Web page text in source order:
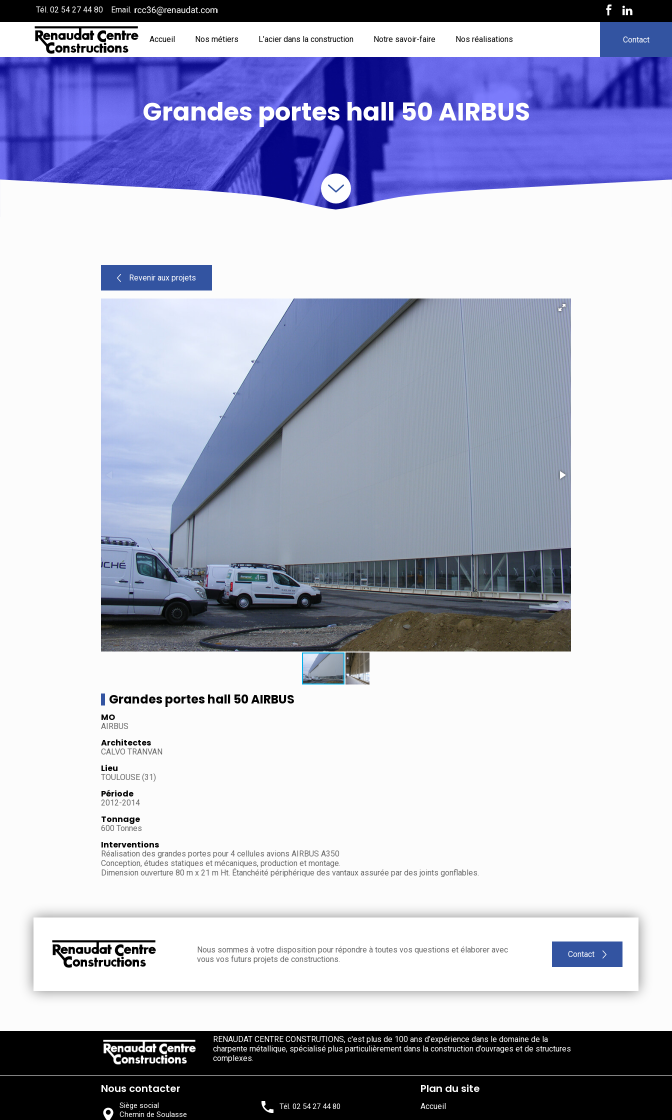
Tél. 02 54 27 44 80 Email.
Accueil Nos métiers L’acier dans la construction Notre savoir-faire Nos réalisations Contact
Grandes portes hall 50 AIRBUS
Revenir aux projets
Grandes portes hall 50 AIRBUS
MO
AIRBUS
Architectes
CALVO TRANVAN
Lieu
TOULOUSE (31)
Période
2012-2014
Tonnage
600 Tonnes
Interventions
Réalisation des grandes portes pour 4 cellules avions AIRBUS A350
Conception, études statiques et mécaniques, production et montage.
Dimension ouverture 80 m x 21 m Ht. Étanchéité périphérique des vantaux assurée par des joints gonflables.
Nous sommes à votre disposition pour répondre à toutes vos questions et élaborer avec
vous vos futurs projets de constructions.
Contact
RENAUDAT CENTRE CONSTRUTIONS, c'est plus de 100 ans d’expérience dans le domaine de la
charpente métallique, spécialisé plus particulièrement dans la construction d’ouvrages et de structures
complexes.
Nous contacter
Siège social
Chemin de Soulasse
Tél. 02 54 27 44 80
Plan du site
Accueil